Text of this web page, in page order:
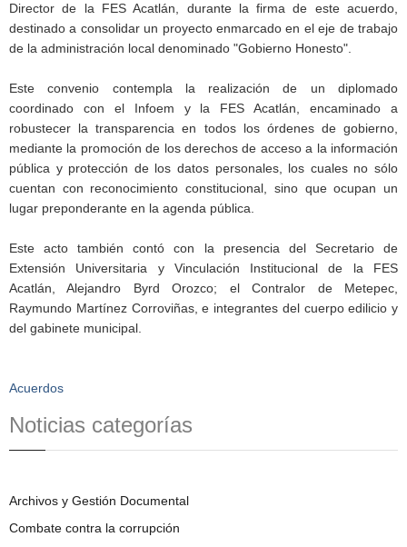
Director de la FES Acatlán, durante la firma de este acuerdo,
destinado a consolidar un proyecto enmarcado en el eje de trabajo
de la administración local denominado "Gobierno Honesto".
Este convenio contempla la realización de un diplomado
coordinado con el Infoem y la FES Acatlán, encaminado a
robustecer la transparencia en todos los órdenes de gobierno,
mediante la promoción de los derechos de acceso a la información
pública y protección de los datos personales, los cuales no sólo
cuentan con reconocimiento constitucional, sino que ocupan un
lugar preponderante en la agenda pública.
Este acto también contó con la presencia del Secretario de
Extensión Universitaria y Vinculación Institucional de la FES
Acatlán, Alejandro Byrd Orozco; el Contralor de Metepec,
Raymundo Martínez Corroviñas, e integrantes del cuerpo edilicio y
del gabinete municipal.
Acuerdos
Noticias categorías
Archivos y Gestión Documental
Combate contra la corrupción